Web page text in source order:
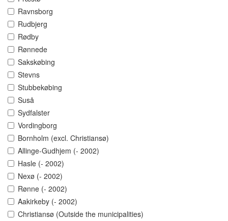
Ravnsborg
Rudbjerg
Rødby
Rønnede
Sakskøbing
Stevns
Stubbekøbing
Suså
Sydfalster
Vordingborg
Bornholm (excl. Christiansø)
Allinge-Gudhjem (- 2002)
Hasle (- 2002)
Nexø (- 2002)
Rønne (- 2002)
Aakirkeby (- 2002)
Christiansø (Outside the municipalities)